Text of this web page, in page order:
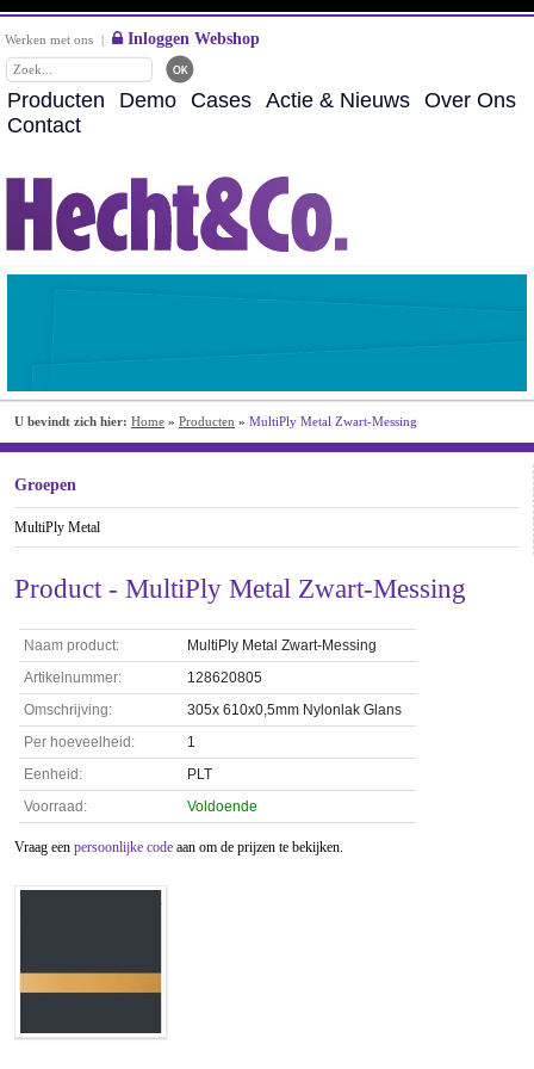
Werken met ons | Inloggen Webshop
Producten Demo Cases Actie & Nieuws Over Ons
Contact
U bevindt zich hier: Home » Producten » MultiPly Metal Zwart-Messing
Groepen
MultiPly Metal
Product - MultiPly Metal Zwart-Messing
Naam product:
MultiPly Metal Zwart-Messing
Artikelnummer:
128620805
Omschrijving:
305x 610x0,5mm Nylonlak Glans
Per hoeveelheid:
1
Eenheid:
PLT
Voorraad:
Voldoende
Vraag een persoonlijke code aan om de prijzen te bekijken.